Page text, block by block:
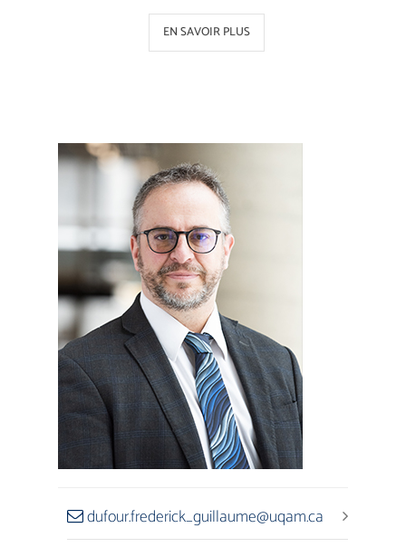
EN SAVOIR PLUS
dufour.frederick_guillaume@uqam.ca